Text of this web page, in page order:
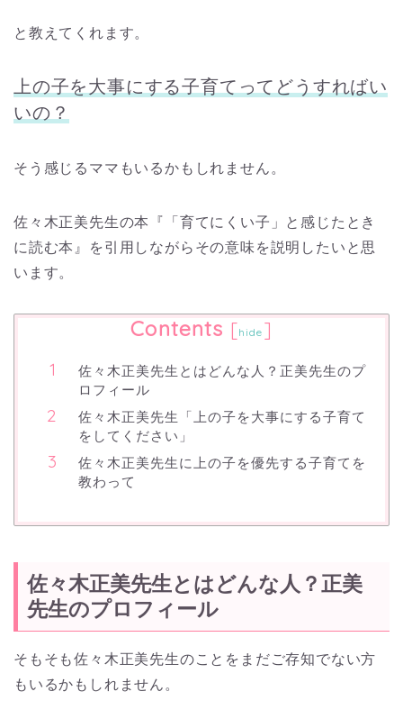
と教えてくれます。
上の子を大事にする子育てってどうすればい
いの？
そう感じるママもいるかもしれません。
佐々木正美先生の本『「育てにくい子」と感じたとき
に読む本』を引用しながらその意味を説明したいと思
います。
Contents [hide ]
佐々木正美先生とはどんな人？正美先生のプ
ロフィール
佐々木正美先生「上の子を大事にする子育て
をしてください」
佐々木正美先生に上の子を優先する子育てを
教わって
佐々木正美先生とはどんな人？正美
先生のプロフィール
そもそも佐々木正美先生のことをまだご存知でない方
もいるかもしれません。